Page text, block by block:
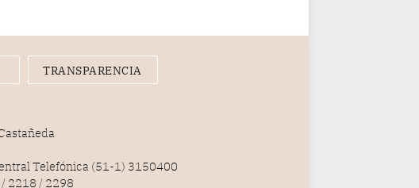
TRANSPARENCIA
Telefónica (51-1) 3150400
2218 / 2298